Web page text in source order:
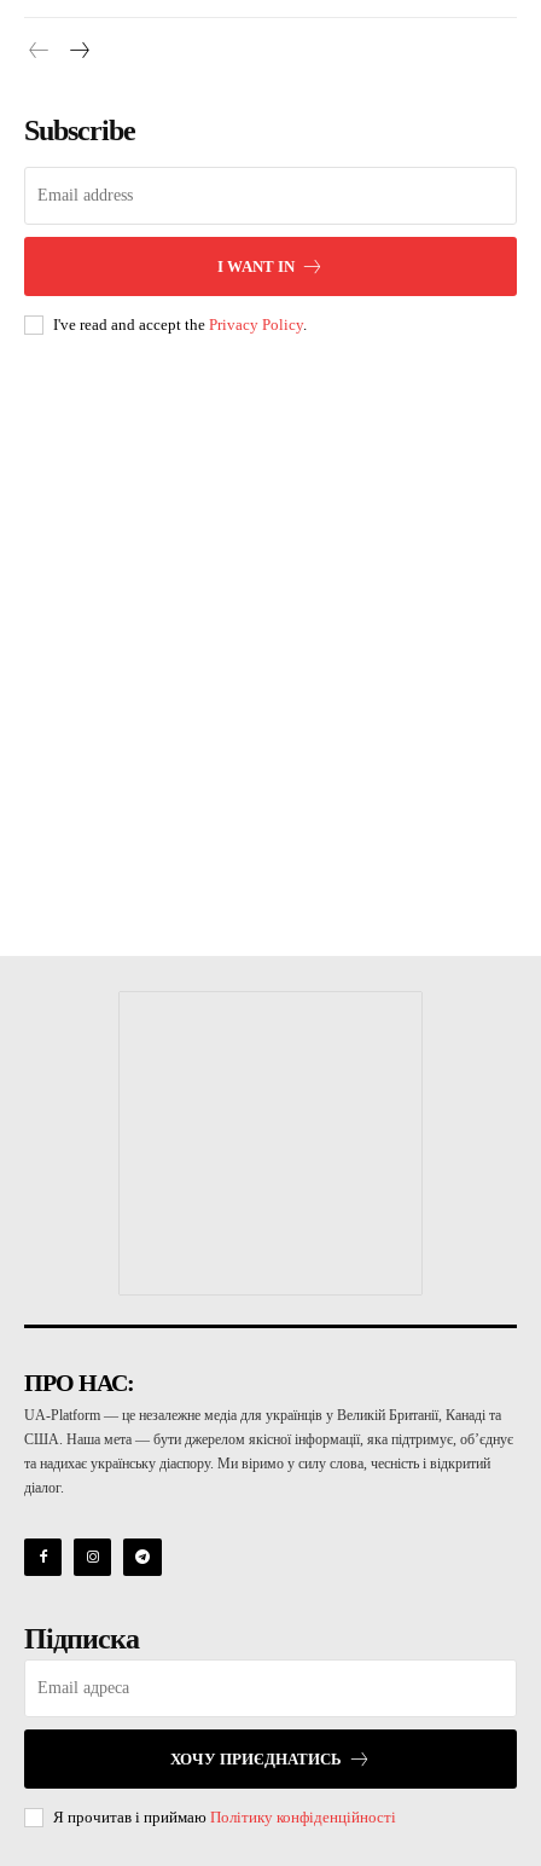
Subscribe
I WANT IN
I've read and accept the Privacy Policy.
ПРО НАС:
UA-Platform — це незалежне медіа для українців у Великій Британії, Канаді та
США. Наша мета — бути джерелом якісної інформації, яка підтримує, об’єднує
та надихає українську діаспору. Ми віримо у силу слова, чесність і відкритий
діалог.
Підписка
ХОЧУ ПРИЄДНАТИСЬ
Я прочитав і приймаю Політику конфіденційності